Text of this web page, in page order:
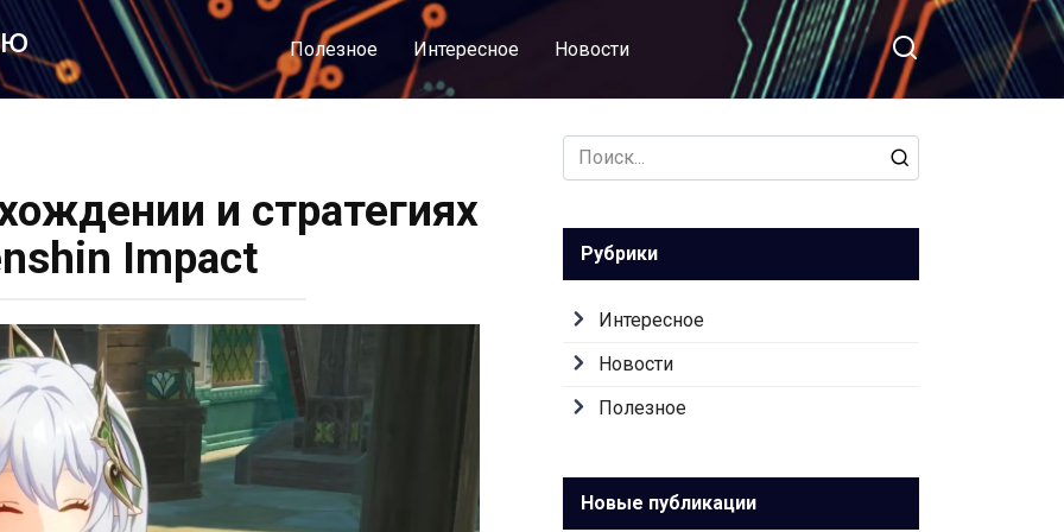
Полезное Интересное Новости
и стратегиях
Impact
Search
for:
Рубрики
Интересное
Новости
Полезное
Новые публикации